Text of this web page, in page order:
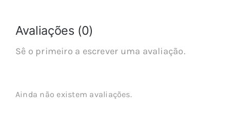
Avaliações (0)
Sê o primeiro a escrever uma avaliação.
Ainda não existem avaliações.